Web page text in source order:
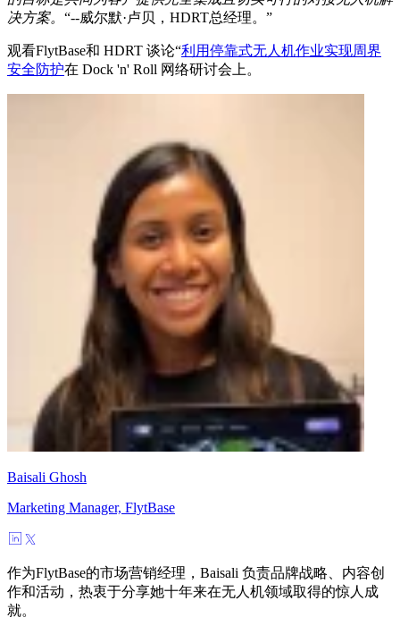
决方案。 “--威尔默·卢贝，HDRT总经理。”
观看FlytBase和 HDRT 谈论“利用停靠式无人机作业实现周界
安全防护在 Dock 'n' Roll 网络研讨会上。
Baisali Ghosh
Marketing Manager, FlytBase
作为FlytBase的市场营销经理，Baisali 负责品牌战略、内容创
作和活动，热衷于分享她十年来在无人机领域取得的惊人成
就。